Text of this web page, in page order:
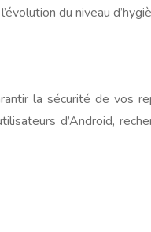
du niveau
la sécurité de vos
d’Android,